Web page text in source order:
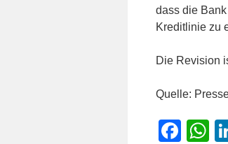
dass die
Kreditlinie zu
Die Revision
Quelle: